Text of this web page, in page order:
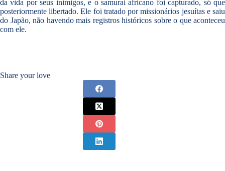
da vida por seus inimigos, e o samurai africano foi capturado, só que
posteriormente libertado. Ele foi tratado por missionários jesuítas e saiu
do Japão, não havendo mais registros históricos sobre o que aconteceu
com ele.
Share your love